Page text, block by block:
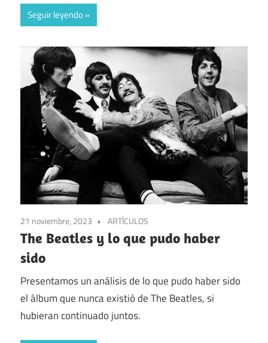
Seguir leyendo
21 noviembre, 2023 ARTÍCULOS
The Beatles y lo que pudo haber
sido
Presentamos un análisis de lo que pudo haber sido
el álbum que nunca existió de The Beatles, si
hubieran continuado juntos.